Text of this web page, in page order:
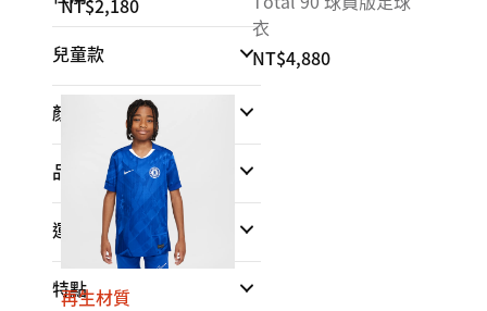
兒童款
顏色
品牌
運動
特點
NT$2,180
衣
NT$4,880
再生材質